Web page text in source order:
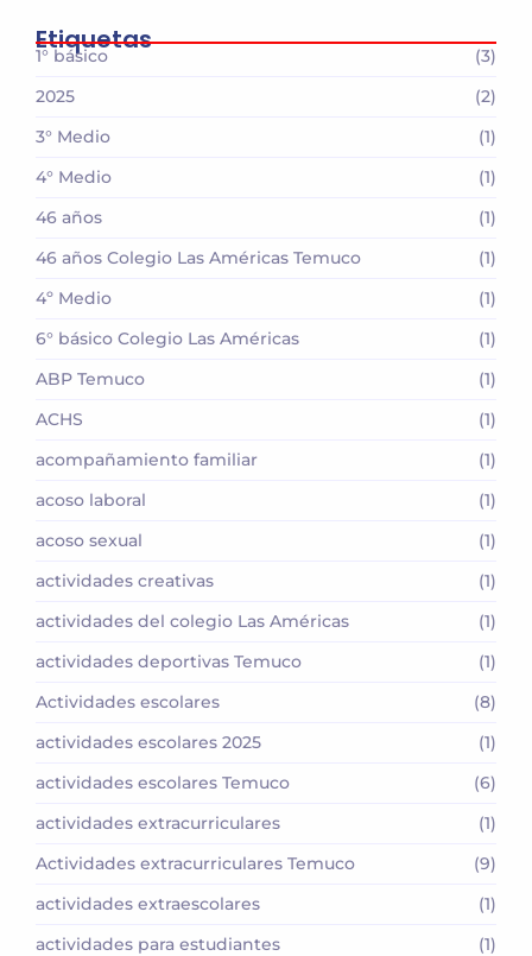
Etiquetas
1° básico
(3)
2025
(2)
3° Medio
(1)
4° Medio
(1)
46 años
(1)
46 años Colegio Las Américas Temuco
(1)
4º Medio
(1)
6° básico Colegio Las Américas
(1)
ABP Temuco
(1)
ACHS
(1)
acompañamiento familiar
(1)
acoso laboral
(1)
acoso sexual
(1)
actividades creativas
(1)
actividades del colegio Las Américas
(1)
actividades deportivas Temuco
(1)
Actividades escolares
(8)
actividades escolares 2025
(1)
actividades escolares Temuco
(6)
actividades extracurriculares
(1)
Actividades extracurriculares Temuco
(9)
actividades extraescolares
(1)
actividades para estudiantes
(1)